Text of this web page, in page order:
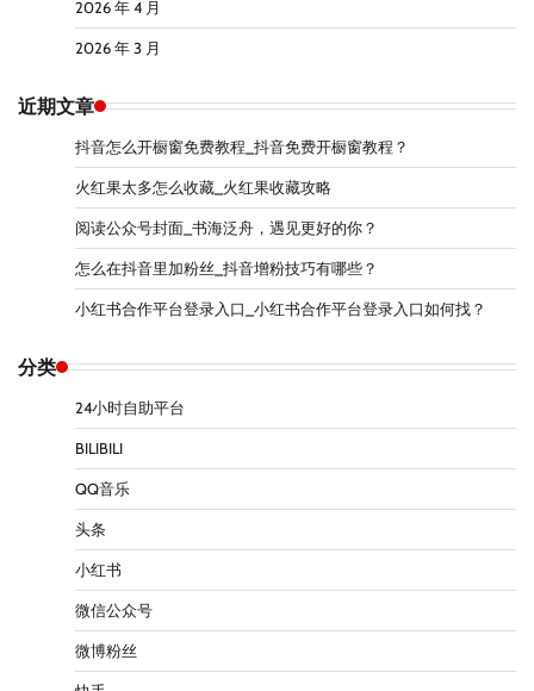
2026 年 4 月
2026 年 3 月
近期文章
抖音怎么开橱窗免费教程_抖音免费开橱窗教程？
火红果太多怎么收藏_火红果收藏攻略
阅读公众号封面_书海泛舟，遇见更好的你？
怎么在抖音里加粉丝_抖音增粉技巧有哪些？
小红书合作平台登录入口_小红书合作平台登录入口如何找？
分类
24小时自助平台
BILIBILI
QQ音乐
头条
小红书
微信公众号
微博粉丝